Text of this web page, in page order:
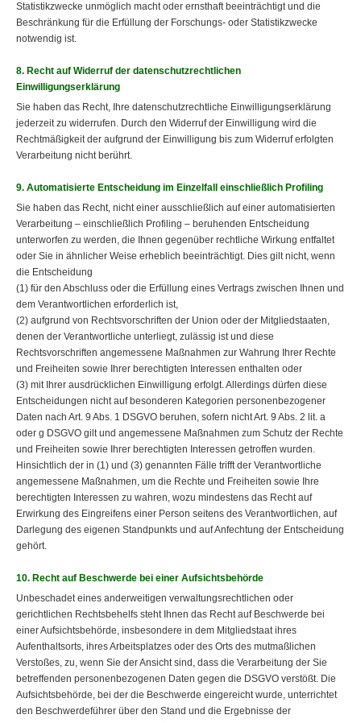
Statistikzwecke unmöglich macht oder ernsthaft beeinträchtigt und die
Beschränkung für die Erfüllung der Forschungs- oder Statistikzwecke
notwendig ist.
8. Recht auf Widerruf der datenschutzrechtlichen
Einwilligungserklärung
Sie haben das Recht, Ihre datenschutzrechtliche Einwilligungserklärung
jederzeit zu widerrufen. Durch den Widerruf der Einwilligung wird die
Rechtmäßigkeit der aufgrund der Einwilligung bis zum Widerruf erfolgten
Verarbeitung nicht berührt.
9. Automatisierte Entscheidung im Einzelfall einschließlich Profiling
Sie haben das Recht, nicht einer ausschließlich auf einer automatisierten
Verarbeitung – einschließlich Profiling – beruhenden Entscheidung
unterworfen zu werden, die Ihnen gegenüber rechtliche Wirkung entfaltet
oder Sie in ähnlicher Weise erheblich beeinträchtigt. Dies gilt nicht, wenn
die Entscheidung
(1) für den Abschluss oder die Erfüllung eines Vertrags zwischen Ihnen und
dem Verantwortlichen erforderlich ist,
(2) aufgrund von Rechtsvorschriften der Union oder der Mitgliedstaaten,
denen der Verantwortliche unterliegt, zulässig ist und diese
Rechtsvorschriften angemessene Maßnahmen zur Wahrung Ihrer Rechte
und Freiheiten sowie Ihrer berechtigten Interessen enthalten oder
(3) mit Ihrer ausdrücklichen Einwilligung erfolgt. Allerdings dürfen diese
Entscheidungen nicht auf besonderen Kategorien personenbezogener
Daten nach Art. 9 Abs. 1 DSGVO beruhen, sofern nicht Art. 9 Abs. 2 lit. a
oder g DSGVO gilt und angemessene Maßnahmen zum Schutz der Rechte
und Freiheiten sowie Ihrer berechtigten Interessen getroffen wurden.
Hinsichtlich der in (1) und (3) genannten Fälle trifft der Verantwortliche
angemessene Maßnahmen, um die Rechte und Freiheiten sowie Ihre
berechtigten Interessen zu wahren, wozu mindestens das Recht auf
Erwirkung des Eingreifens einer Person seitens des Verantwortlichen, auf
Darlegung des eigenen Standpunkts und auf Anfechtung der Entscheidung
gehört.
10. Recht auf Beschwerde bei einer Aufsichtsbehörde
Unbeschadet eines anderweitigen verwaltungsrechtlichen oder
gerichtlichen Rechtsbehelfs steht Ihnen das Recht auf Beschwerde bei
einer Aufsichtsbehörde, insbesondere in dem Mitgliedstaat ihres
Aufenthaltsorts, ihres Arbeitsplatzes oder des Orts des mutmaßlichen
Verstoßes, zu, wenn Sie der Ansicht sind, dass die Verarbeitung der Sie
betreffenden personenbezogenen Daten gegen die DSGVO verstößt. Die
Aufsichtsbehörde, bei der die Beschwerde eingereicht wurde, unterrichtet
den Beschwerdeführer über den Stand und die Ergebnisse der